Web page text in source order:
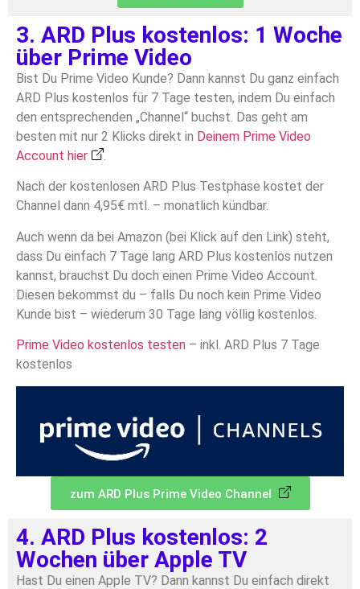
3. ARD Plus kostenlos: 1 Woche
über Prime Video
Bist Du Prime Video Kunde? Dann kannst Du ganz einfach
ARD Plus kostenlos für 7 Tage testen, indem Du einfach
den entsprechenden „Channel“ buchst. Das geht am
besten mit nur 2 Klicks direkt in Deinem Prime Video
Account hier
.
Nach der kostenlosen ARD Plus Testphase kostet der
Channel dann 4,95€ mtl. – monatlich kündbar.
Auch wenn da bei Amazon (bei Klick auf den Link) steht,
dass Du einfach 7 Tage lang ARD Plus kostenlos nutzen
kannst, brauchst Du doch einen Prime Video Account.
Diesen bekommst du – falls Du noch kein Prime Video
Kunde bist – wiederum 30 Tage lang völlig kostenlos.
Prime Video kostenlos testen – inkl. ARD Plus 7 Tage
kostenlos
zum ARD Plus Prime Video Channel
4. ARD Plus kostenlos: 2
Wochen über Apple TV
Hast Du einen Apple TV? Dann kannst Du einfach direkt